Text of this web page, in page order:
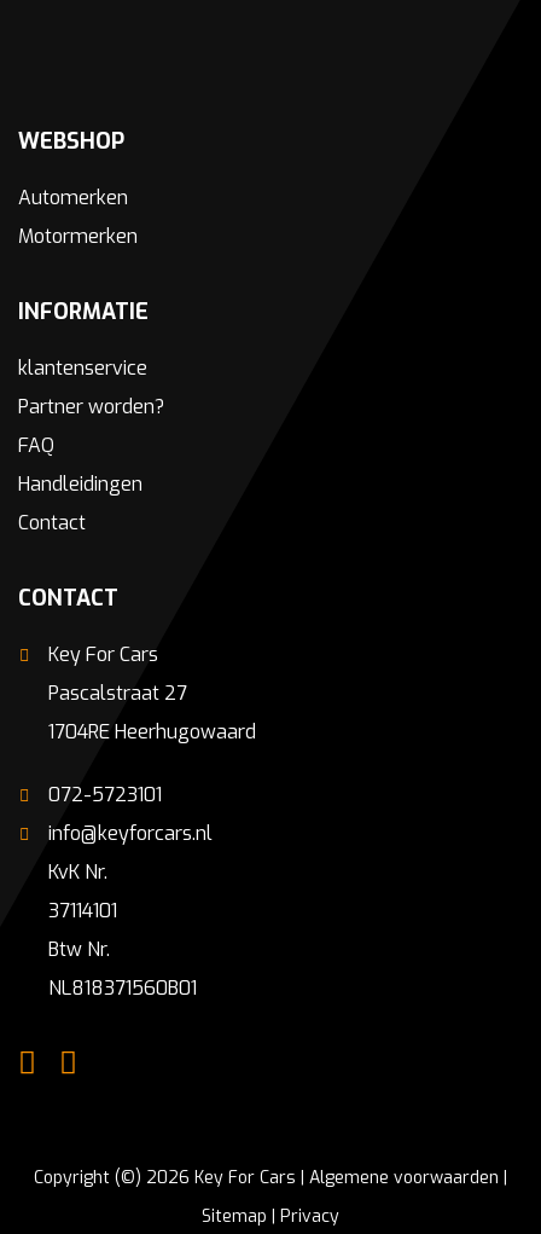
WEBSHOP
Automerken
Motormerken
INFORMATIE
klantenservice
Partner worden?
FAQ
Handleidingen
Contact
CONTACT
Key For Cars
Pascalstraat 27
1704RE Heerhugowaard
072-5723101
info@keyforcars.nl
KvK Nr.
37114101
Btw Nr.
NL818371560B01
Copyright (©) 2026 Key For Cars | Algemene voorwaarden
Sitemap
Privacy